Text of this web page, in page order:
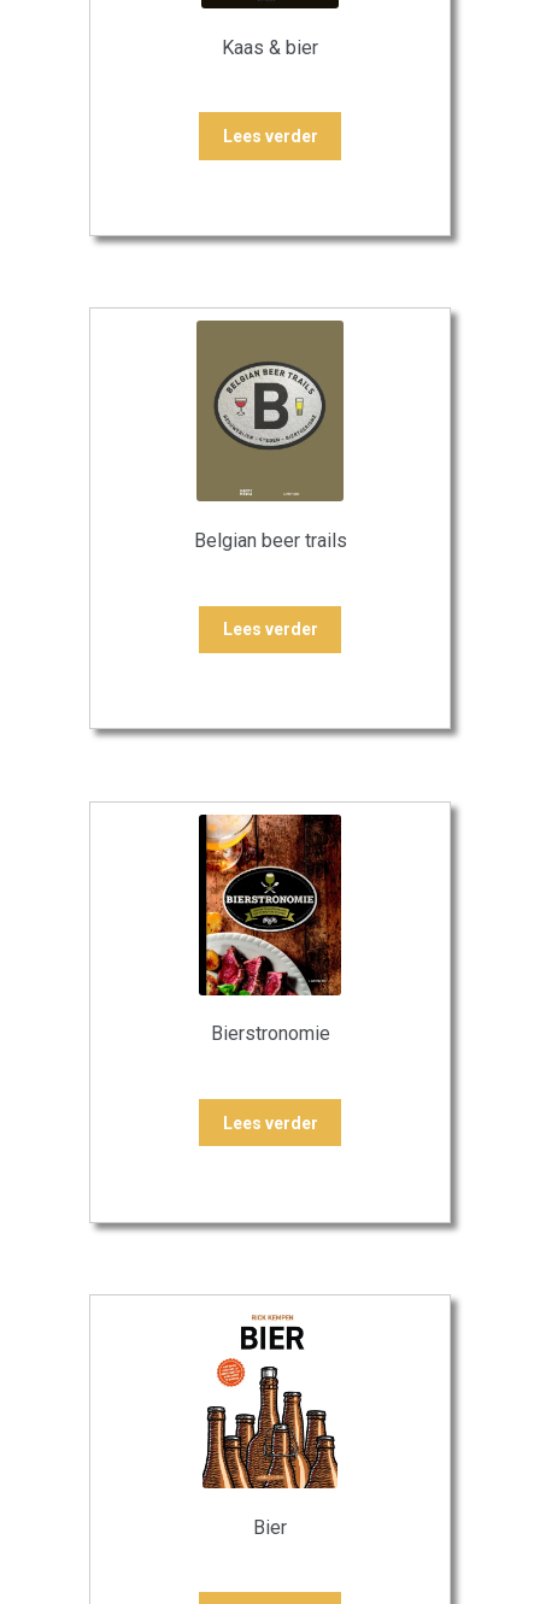
Kaas & bier
Lees verder
Belgian beer trails
Lees verder
Bierstronomie
Lees verder
Bier